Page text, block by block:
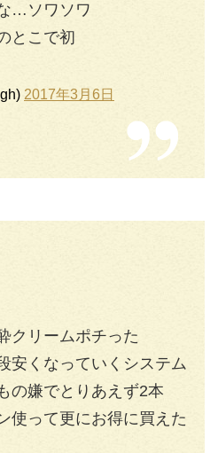
…ソワソワ
とこで初
2017年3月6日
クリームポチった
安くなっていくシステム
の嫌でとりあえず2本
使って更にお得に買えた